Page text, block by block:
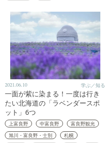
2021.06.10 学ぶ／知る
一面が紫に染まる！一度は行き
たい北海道の「ラベンダースポ
ット」6つ
上富良野 中富良野
富良野観光
旭川・富良野・士別
札幌